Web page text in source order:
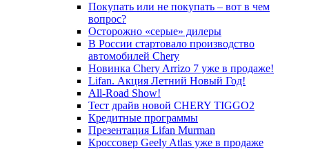
Покупать или не покупать – вот в чем
вопрос?
Осторожно «серые» дилеры
В России стартовало производство
автомобилей Chery
Новинка Chery Arrizo 7 уже в продаже!
Lifan. Акция Летний Новый Год!
All-Road Show!
Тест драйв новой CHERY TIGGO2
Кредитные программы
Презентация Lifan Murman
Кроссовер Geely Atlas уже в продаже